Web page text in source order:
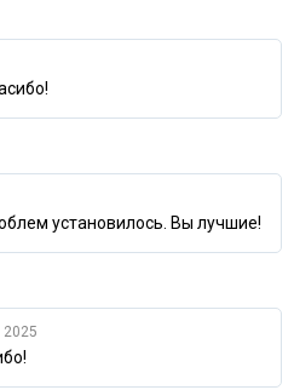
установилось. Вы лучшие!
2025